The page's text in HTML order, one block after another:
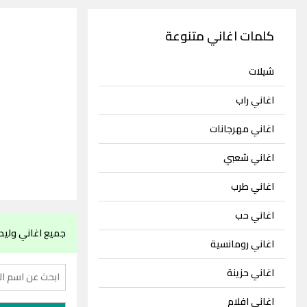
كلمات اغاني متنوعة
شيلات
اغاني راب
اغاني مهرجانات
اغاني شعبي
اغاني طرب
اغاني حب
اغاني رومانسية
اغاني حزينة
اغاني افلام
جميع اغاني